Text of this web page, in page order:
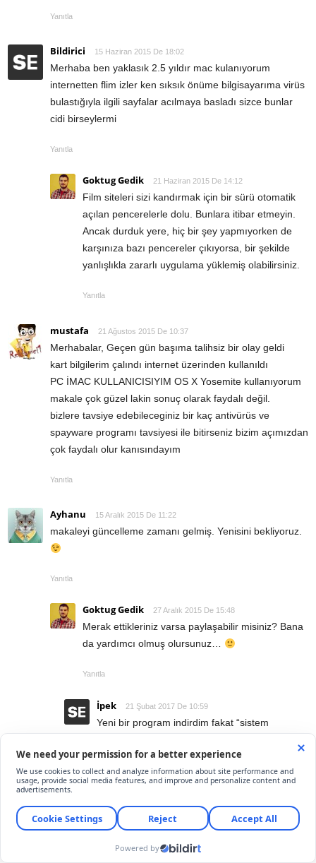
Yanıtla
Bildirici 15 Haziran 2015 De 18:02
Merhaba ben yaklasık 2.5 yıldır mac kulanıyorum
internetten flim izler ken sıksık önüme bilgisayarıma virüs
bulastığıyla ilgili sayfalar acılmaya basladı sizce bunlar
cidi birseylermi
Yanıtla
Goktug Gedik 21 Haziran 2015 De 14:12
Film siteleri sizi kandırmak için bir sürü otomatik
açılan pencerelerle dolu. Bunlara itibar etmeyin.
Ancak durduk yere, hiç bir şey yapmıyorken de
karşınıza bazı pencereler çıkıyorsa, bir şekilde
yanlışlıkla zararlı uygulama yüklemiş olabilirsiniz.
Yanıtla
mustafa 21 Ağustos 2015 De 10:37
Merhabalar, Geçen gün başıma talihsiz bir olay geldi
kart bilgilerim çalındı internet üzerinden kullanıldı
PC İMAC KULLANICISIYIM OS X Yosemite kullanıyorum
makale çok güzel lakin sonuç olarak faydalı değil.
bizlere tavsiye edebileceginiz bir kaç antivürüs ve
spayware programı tavsiyesi ile bitirseniz bizim açımızdan
çok faydalı olur kanısındayım
Yanıtla
Ayhanu 15 Aralık 2015 De 11:22
makaleyi güncelleme zamanı gelmiş. Yenisini bekliyoruz.
Yanıtla
Goktug Gedik 27 Aralık 2015 De 15:48
Merak ettikleriniz varsa paylaşabilir misiniz? Bana
da yardımcı olmuş olursunuz…
Yanıtla
İpek 21 Şubat 2017 De 10:59
Yeni bir program indirdim fakat “sistem
Fakat onu silersem bu dersim için olan
programı bilgisayardan silinecek. Onu
şey olur mu ?